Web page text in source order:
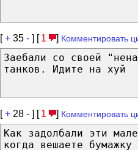
[+ 35 - ] [ 1 ] Комментировать
Заебали со своей
танков. Идите на хуй
[+ 28 - ] [ 1 ] Комментировать
Как задолбали эти
когда вешаете